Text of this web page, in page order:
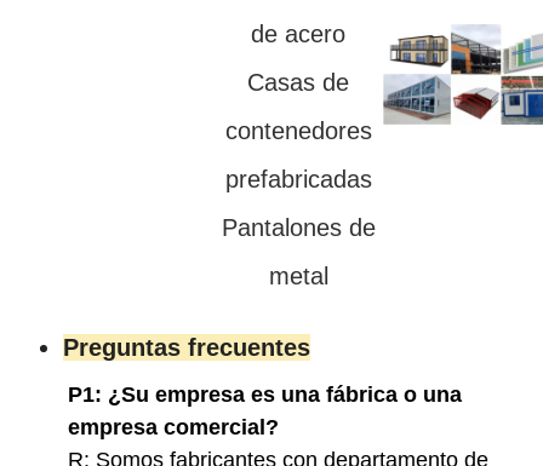
de acero
Casas de
contenedores
prefabricadas
Pantalones de
metal
Preguntas frecuentes
P1: ¿Su empresa es una fábrica o una
empresa comercial?
R: Somos fabricantes con departamento de